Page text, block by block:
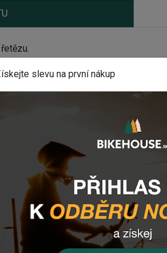
WMI7
Zanechte nám
,
vpravo dole).
slevu na první nákup